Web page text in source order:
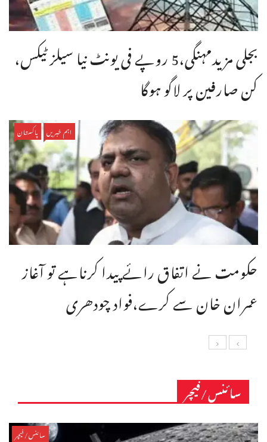
بجلی مزیدمہنگی،5 روپے فی یونٹ نیا سیلز ٹیکس،
کن صارفین پر لاگو ہوگا
اہم خبریں پاکستان
حکومت نے اتفاق رائے پیدا کرناہے تو آغاز
عمران خان سے کرے،فواد چودھری
سائنس/فیچر
سائنس/فیچر